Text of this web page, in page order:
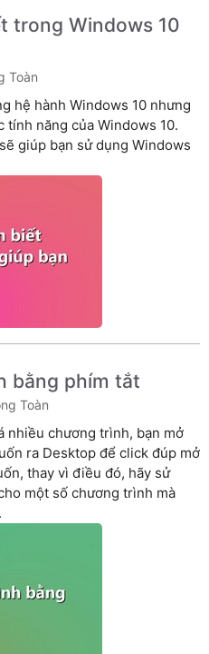
trong Windows 10
Toàn
hệ hành Windows 10 nhưng
tính năng của Windows 10.
giúp bạn sử dụng Windows
bằng phím tắt
Toàn
nhiều chương trình, bạn mở
ra Desktop để click đúp mở
thay vì điều đó, hãy sử
một số chương trình mà